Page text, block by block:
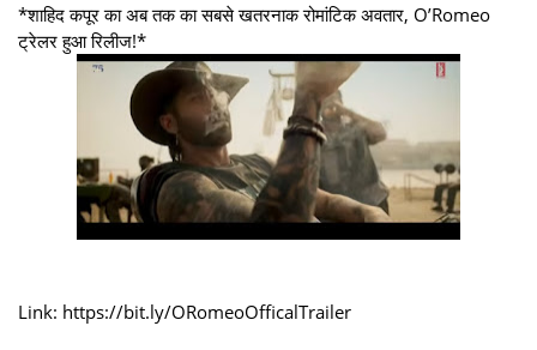
*शाहिद कपूर का अब तक का सबसे खतरनाक रोमांटिक अवतार, O’Romeo
ट्रेलर हुआ रिलीज!*
Link: https://bit.ly/ORomeoOfficalTrailer